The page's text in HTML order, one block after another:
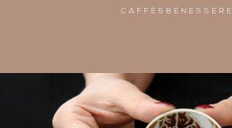
CAFFÈ&BENESSERE